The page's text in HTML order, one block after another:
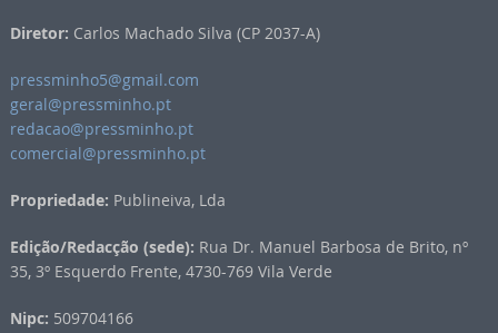
Diretor: Carlos Machado Silva (CP 2037-A)
pressminho5@gmail.com
geral@pressminho.pt
redacao@pressminho.pt
comercial@pressminho.pt
Propriedade: Publineiva, Lda
Edição/Redacção (sede): Rua Dr. Manuel Barbosa de Brito, nº
35, 3º Esquerdo Frente, 4730-769 Vila Verde
Nipc: 509704166